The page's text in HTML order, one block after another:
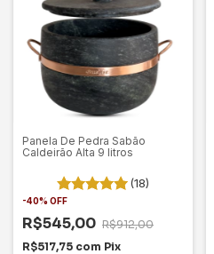
Panela De Pedra Sabão
Caldeirão Alta 9 litros
(18)
-40% OFF
R$545,00 R$912,00
R$517,75 com Pix